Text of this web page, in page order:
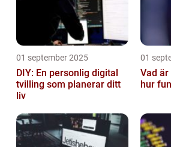
01 september 2025
DIY: En personlig digital
tvilling som planerar ditt
liv
01
Vad
hur